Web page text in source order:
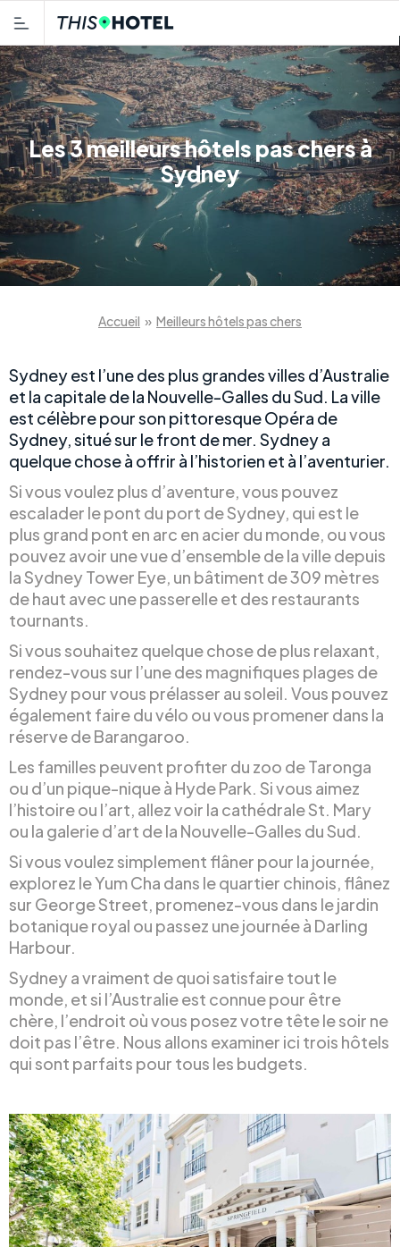
Les 3 meilleurs hôtels pas chers à
Sydney
Accueil » Meilleurs hôtels pas chers
Sydney est l’une des plus grandes villes d’Australie
et la capitale de la Nouvelle-Galles du Sud. La ville
est célèbre pour son pittoresque Opéra de
Sydney, situé sur le front de mer. Sydney a
quelque chose à offrir à l’historien et à l’aventurier.
Si vous voulez plus d’aventure, vous pouvez
escalader le pont du port de Sydney, qui est le
plus grand pont en arc en acier du monde, ou vous
pouvez avoir une vue d’ensemble de la ville depuis
la Sydney Tower Eye, un bâtiment de 309 mètres
de haut avec une passerelle et des restaurants
tournants.
Si vous souhaitez quelque chose de plus relaxant,
rendez-vous sur l’une des magnifiques plages de
Sydney pour vous prélasser au soleil. Vous pouvez
également faire du vélo ou vous promener dans la
réserve de Barangaroo.
Les familles peuvent profiter du zoo de Taronga
ou d’un pique-nique à Hyde Park. Si vous aimez
l’histoire ou l’art, allez voir la cathédrale St. Mary
ou la galerie d’art de la Nouvelle-Galles du Sud.
Si vous voulez simplement flâner pour la journée,
explorez le Yum Cha dans le quartier chinois, flânez
sur George Street, promenez-vous dans le jardin
botanique royal ou passez une journée à Darling
Harbour.
Sydney a vraiment de quoi satisfaire tout le
monde, et si l’Australie est connue pour être
chère, l’endroit où vous posez votre tête le soir ne
doit pas l’être. Nous allons examiner ici trois hôtels
qui sont parfaits pour tous les budgets.